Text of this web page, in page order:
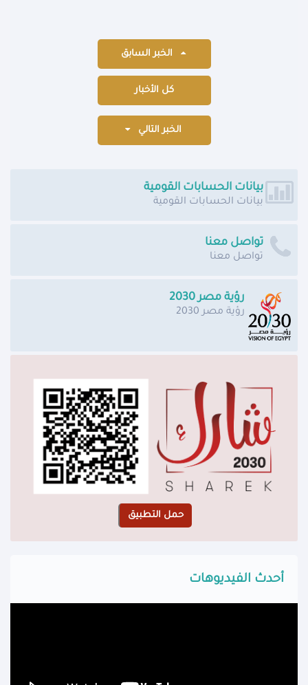
الخبر السابق
كل الأخبار
الخبر التالي
بيانات الحسابات القومية
بيانات الحسابات القومية
تواصل معنا
تواصل معنا
رؤية مصر 2030
رؤية مصر 2030
أحدث الفيديوهات